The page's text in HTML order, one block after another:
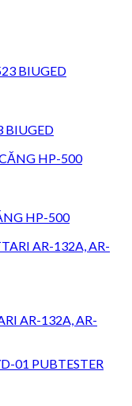
BIUGED
HP-500
Add to wishlist
AR-132A, AR-